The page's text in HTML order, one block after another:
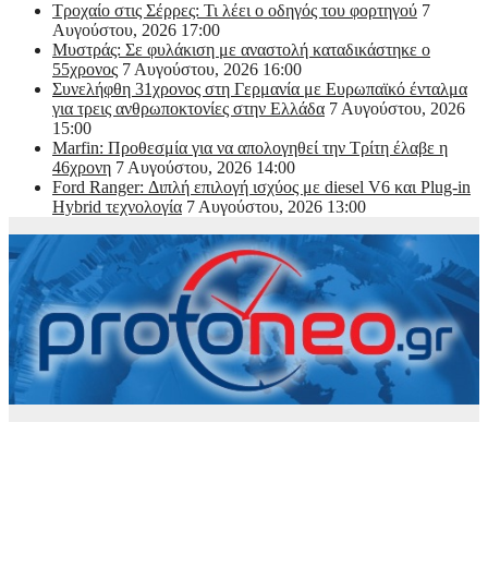
Τροχαίο στις Σέρρες: Τι λέει ο οδηγός του φορτηγού 7
Αυγούστου, 2026 17:00
Μυστράς: Σε φυλάκιση με αναστολή καταδικάστηκε ο
55χρονος 7 Αυγούστου, 2026 16:00
Συνελήφθη 31χρονος στη Γερμανία με Ευρωπαϊκό ένταλμα
για τρεις ανθρωποκτονίες στην Ελλάδα 7 Αυγούστου, 2026
15:00
Marfin: Προθεσμία για να απολογηθεί την Τρίτη έλαβε η
46χρονη 7 Αυγούστου, 2026 14:00
Ford Ranger: Διπλή επιλογή ισχύος με diesel V6 και Plug-in
Hybrid τεχνολογία 7 Αυγούστου, 2026 13:00